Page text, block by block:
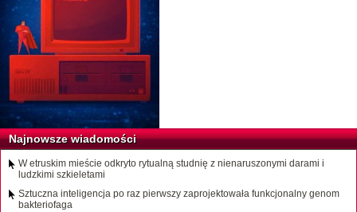
Najnowsze wiadomości
W etruskim mieście odkryto rytualną studnię z nienaruszonymi darami i
ludzkimi szkieletami
Sztuczna inteligencja po raz pierwszy zaprojektowała funkcjonalny genom
bakteriofaga